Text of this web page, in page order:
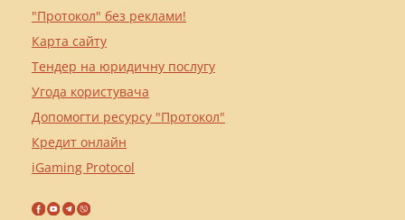
"Протокол" без реклами!
Карта сайту
Тендер на юридичну послугу
Угода користувача
Допомогти ресурсу "Протокол"
Кредит онлайн
iGaming Protocol